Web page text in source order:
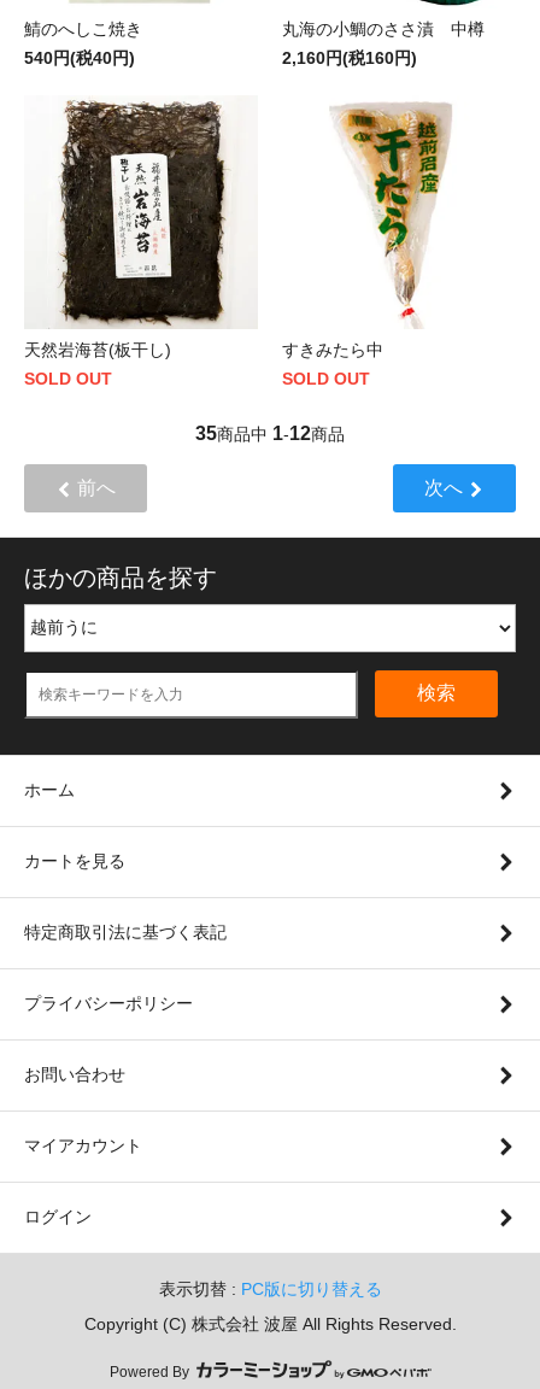
鯖のへしこ焼き
540円(税40円)
丸海の小鯛のささ漬 中樽
2,160円(税160円)
天然岩海苔(板干し)
SOLD OUT
すきみたら中
SOLD OUT
35商品中 1-12商品
前へ 次へ
ほかの商品を探す
検索
ホーム
カートを見る
特定商取引法に基づく表記
プライバシーポリシー
お問い合わせ
マイアカウント
ログイン
表示切替 : PC版に切り替える
Copyright (C) 株式会社 波屋 All Rights Reserved.
Powered By